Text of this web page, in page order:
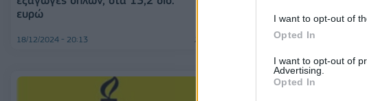
I want to opt-out of
Opted In
I want to opt-out of
Advertising.
Opted In
ευρώ
18/12/2024 - 20:13 24/10/2024 - 08:27